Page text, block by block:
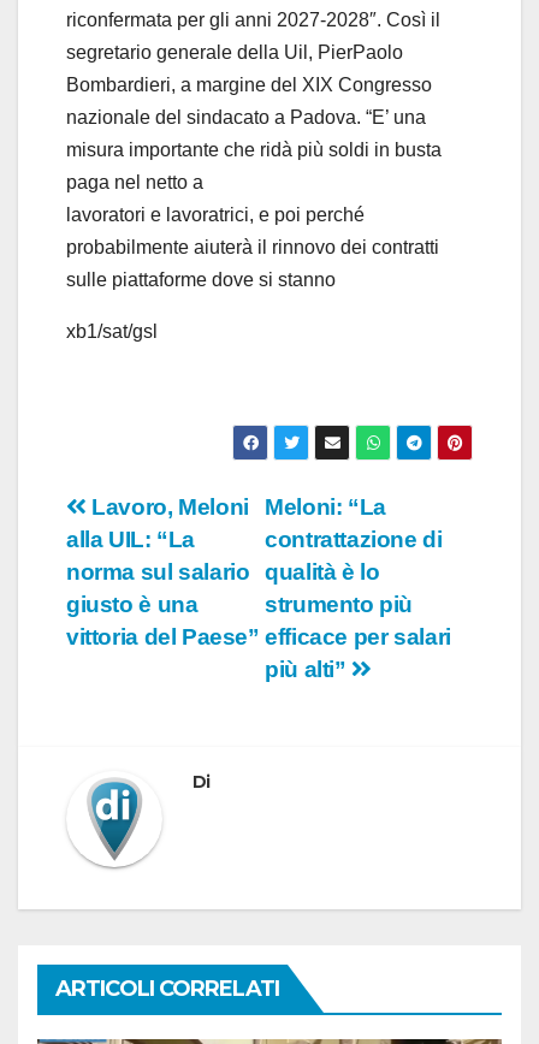
o
riconfermata per gli anni 2027-2028″. Così il
segretario generale della Uil, PierPaolo
Bombardieri, a margine del XIX Congresso
nazionale del sindacato a Padova. “E’ una
misura importante che ridà più soldi in busta
paga nel netto a
lavoratori e lavoratrici, e poi perché
probabilmente aiuterà il rinnovo dei contratti
sulle piattaforme dove si stanno
xb1/sat/gsl
Navigazione
articoli
Meloni: “La
contrattazione di
qualità è lo
strumento più
efficace per salari
più alti”
Lavoro, Meloni
alla UIL: “La
norma sul salario
giusto è una
vittoria del Paese”
Di
ARTICOLI CORRELATI